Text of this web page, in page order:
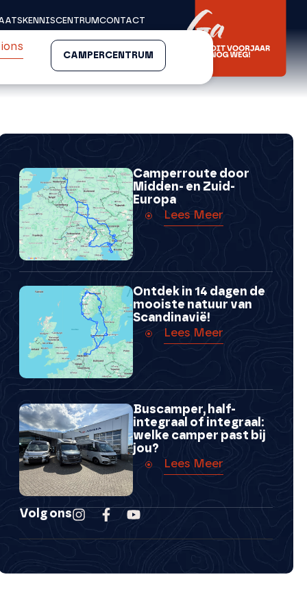
KENNISCENTRUMCONTACT
CAMPERCENTRUM
Camperroute door
Midden- en Zuid-
Europa
Lees Meer
Ontdek in 14 dagen de
mooiste natuur van
Scandinavië!
Lees Meer
Buscamper, half-
integraal of integraal:
welke camper past bij
jou?
Lees Meer
Volg ons